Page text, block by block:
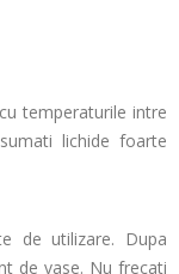
temperaturile intre
lichide foarte
de utilizare. Dupa
de vase. Nu frecati